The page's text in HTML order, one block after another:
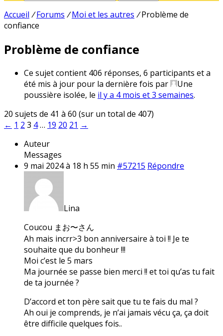
Accueil / Forums / Moi et les autres / Problème de
confiance
Problème de confiance
Ce sujet contient 406 réponses, 6 participants et a
été mis à jour pour la dernière fois par
Une
poussière isolée, le il y a 4 mois et 3 semaines.
20 sujets de 41 à 60 (sur un total de 407)
← 1 2 3 4… 19 20 21 →
Auteur
Messages
9 mai 2024 à 18 h 55 min #57215 Répondre
Lina
Coucou まお〜さん
Ah mais incrr>3 bon anniversaire à toi !! Je te
souhaite que du bonheur !!!
Moi c’est le 5 mars
Ma journée se passe bien merci !! et toi qu’as tu fait
de ta journée ?
D’accord et ton père sait que tu te fais du mal ?
Ah oui je comprends, je n’ai jamais vécu ça, ça doit
être difficile quelques fois..